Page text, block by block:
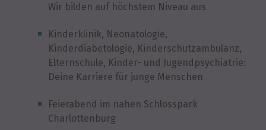
Wir bilden auf höchstem Niveau aus
Kinderklinik, Neonatologie,
Kinderdiabetologie, Kinderschutzambulanz,
Elternschule, Kinder- und Jugendpsychiatrie:
Deine Karriere für junge Menschen
Feierabend im nahen Schlosspark
Charlottenburg